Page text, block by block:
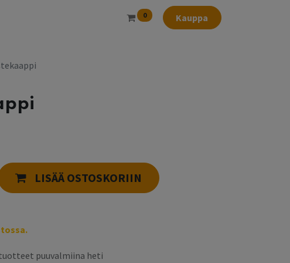
0 Kauppa
LISÄÄ OSTOSKORIIN
puuvalmiina heti